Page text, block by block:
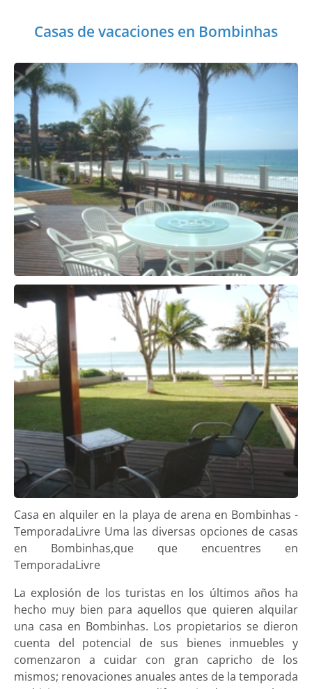
Casas de vacaciones en Bombinhas
Casa en alquiler en la playa de arena en Bombinhas -
TemporadaLivre Uma las diversas opciones de casas
en Bombinhas,que que encuentres en
TemporadaLivre
La explosión de los turistas en los últimos años ha
hecho muy bien para aquellos que quieren alquilar
una casa en Bombinhas. Los propietarios se dieron
cuenta del potencial de sus bienes inmuebles y
comenzaron a cuidar con gran capricho de los
mismos; renovaciones anuales antes de la temporada